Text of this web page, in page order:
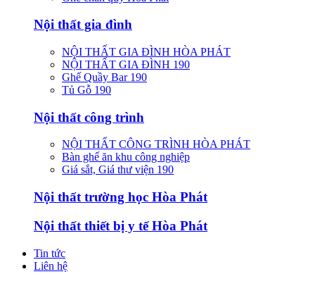
Nội thất gia đình
NỘI THẤT GIA ĐÌNH HÒA PHÁT
NỘI THẤT GIA ĐÌNH 190
Ghế Quầy Bar 190
Tủ Gỗ 190
Nội thất công trình
NỘI THẤT CÔNG TRÌNH HÒA PHÁT
Bàn ghế ăn khu công nghiệp
Giá sắt, Giá thư viện 190
Nội thất trường học Hòa Phát
Nội thất thiết bị y tế Hòa Phát
Tin tức
Liên hệ